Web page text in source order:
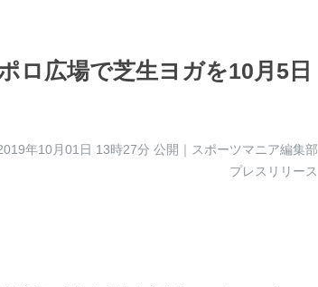
ロ広場で芝生ヨガを10月5日
年10月01日 13時27分 公開｜スポーツマニア編集部
プレスリリース